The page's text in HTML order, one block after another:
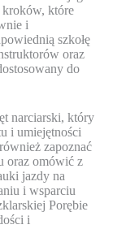
kroków, które
i
szkołę
oraz
do
narciarski, który
i umiejętności
zapoznać
oraz omówić z
jazdy na
i wsparciu
Porębie
i